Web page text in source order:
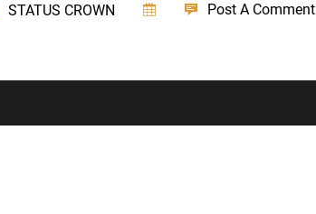
STATUS CROWN
Post A Comment